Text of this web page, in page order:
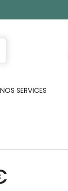
NOS SERVICES